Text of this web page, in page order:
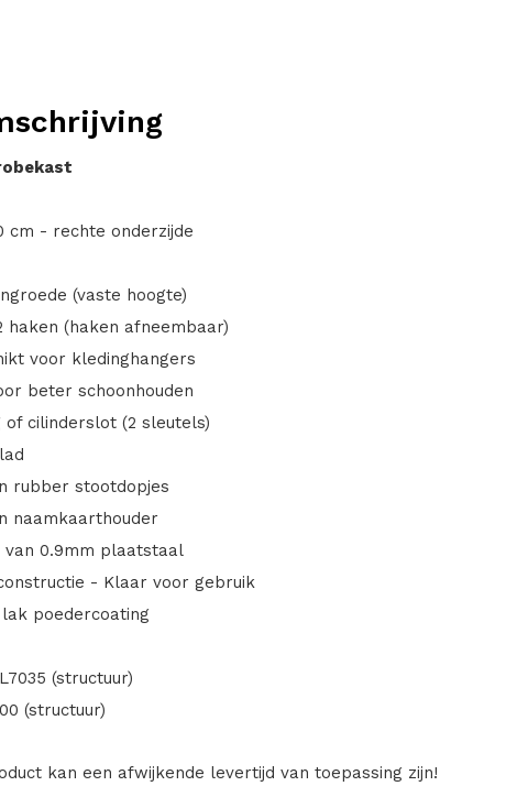
cm - rechte onderzijde
(vaste hoogte)
haken (haken afneembaar)
voor kledinghangers
beter schoonhouden
of cilinderslot (2 sleutels)
rubber stootdopjes
naamkaarthouder
van 0.9mm plaatstaal
- Klaar voor gebruik
poedercoating
(structuur)
(structuur)
kan een afwijkende levertijd van toepassing zijn!